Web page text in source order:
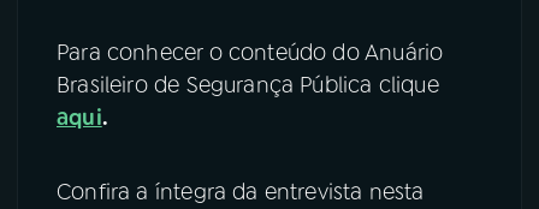
Para conhecer o conteúdo do Anuário
Brasileiro de Segurança Pública clique
aqui.
Confira a íntegra da entrevista nesta